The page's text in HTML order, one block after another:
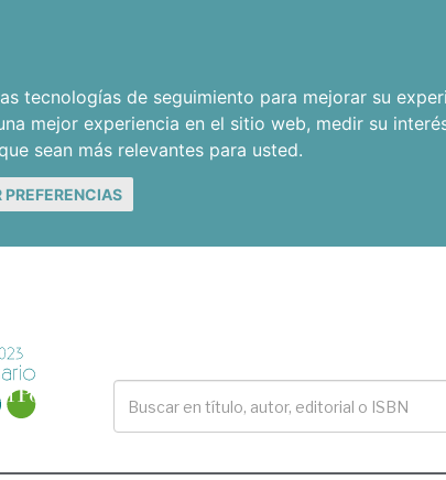
tecnologías de seguimiento para mejorar su
mejor experiencia en el sitio web, medir su
sean más relevantes para usted.